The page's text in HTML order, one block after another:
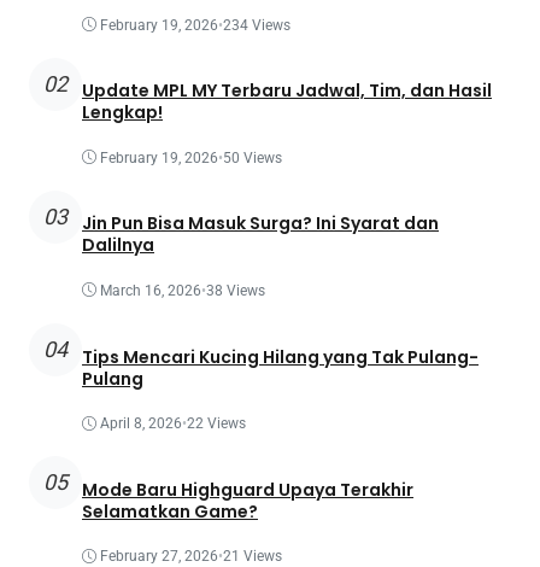
February 19, 2026•234 Views
02
Update MPL MY Terbaru Jadwal, Tim, dan Hasil
Lengkap!
February 19, 2026•50 Views
03
Jin Pun Bisa Masuk Surga? Ini Syarat dan
Dalilnya
March 16, 2026•38 Views
04
Tips Mencari Kucing Hilang yang Tak Pulang-
Pulang
April 8, 2026•22 Views
05
Mode Baru Highguard Upaya Terakhir
Selamatkan Game?
February 27, 2026•21 Views